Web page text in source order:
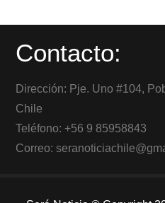
Contacto:
Dirección: Pje. Uno #104,
Chile
Teléfono: +56 9 85958843
Correo: